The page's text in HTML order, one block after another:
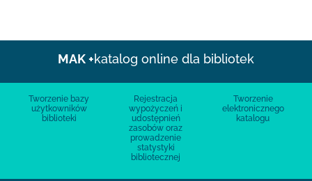
MAK +katalog online dla bibliotek
Tworzenie bazy
użytkowników
biblioteki
Rejestracja
wypożyczeń i
udostępnień
zasobów oraz
prowadzenie
statystyki
bibliotecznej
Tworzenie
elektronicznego
katalogu